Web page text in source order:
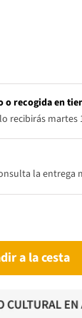
o recogida en
recibirás martes
la entrega
a la cesta